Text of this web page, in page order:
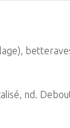
nd.